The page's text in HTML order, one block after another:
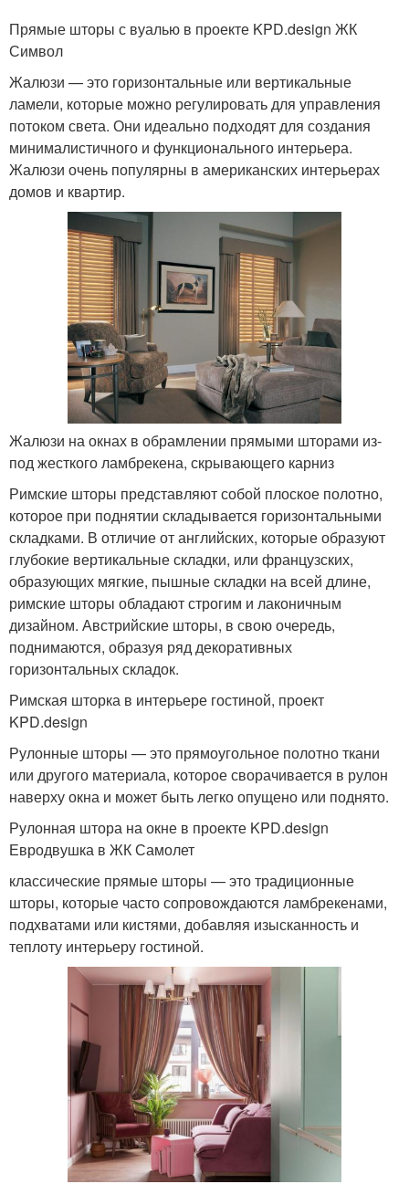
Прямые шторы с вуалью в проекте KPD.design ЖК
Символ
Жалюзи — это горизонтальные или вертикальные
ламели, которые можно регулировать для управления
потоком света. Они идеально подходят для создания
минималистичного и функционального интерьера.
Жалюзи очень популярны в американских интерьерах
домов и квартир.
Жалюзи на окнах в обрамлении прямыми шторами из-
под жесткого ламбрекена, скрывающего карниз
Римские шторы представляют собой плоское полотно,
которое при поднятии складывается горизонтальными
складками. В отличие от английских, которые образуют
глубокие вертикальные складки, или французских,
образующих мягкие, пышные складки на всей длине,
римские шторы обладают строгим и лаконичным
дизайном. Австрийские шторы, в свою очередь,
поднимаются, образуя ряд декоративных
горизонтальных складок.
Римская шторка в интерьере гостиной, проект
KPD.design
Рулонные шторы — это прямоугольное полотно ткани
или другого материала, которое сворачивается в рулон
наверху окна и может быть легко опущено или поднято.
Рулонная штора на окне в проекте KPD.design
Евродвушка в ЖК Самолет
классические прямые шторы — это традиционные
шторы, которые часто сопровождаются ламбрекенами,
подхватами или кистями, добавляя изысканность и
теплоту интерьеру гостиной.